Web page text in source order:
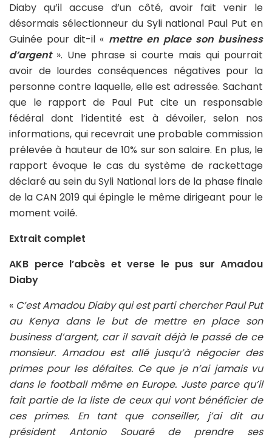
Diaby qu’il accuse d’un côté, avoir fait venir le
désormais sélectionneur du Syli national Paul Put en
Guinée pour dit-il « mettre en place son business
d’argent». Une phrase si courte mais qui pourrait
avoir de lourdes conséquences négatives pour la
personne contre laquelle, elle est adressée. Sachant
que le rapport de Paul Put cite un responsable
fédéral dont l’identité est à dévoiler, selon nos
informations, qui recevrait une probable commission
prélevée à hauteur de 10% sur son salaire. En plus, le
rapport évoque le cas du système de rackettage
déclaré au sein du Syli National lors de la phase finale
de la CAN 2019 qui épingle le même dirigeant pour le
moment voilé.
Extrait complet
AKB perce l’abcès et verse le pus sur Amadou
Diaby
« C’est Amadou Diaby qui est parti chercher Paul Put
au Kenya dans le but de mettre en place son
business d’argent, car il savait déjà le passé de ce
monsieur. Amadou est allé jusqu’à négocier des
primes pour les défaites. Ce que je n’ai jamais vu
dans le football même en Europe. Juste parce qu’il
fait partie de la liste de ceux qui vont bénéficier de
ces primes. En tant que conseiller, j’ai dit au
président Antonio Souaré de prendre ses